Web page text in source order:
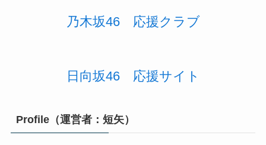
乃木坂46 応援クラブ
日向坂46 応援サイト
Profile（運営者：短矢）